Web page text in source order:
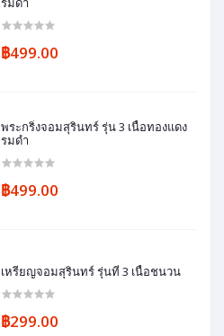
฿499.00
พระกริ่งจอมสุรินทร์ รุ่น 3 เนื้อทองแดง
รมดำ
฿499.00
เหรียญจอมสุรินทร์ รุ่นที่ 3 เนื้อชนวน
฿299.00